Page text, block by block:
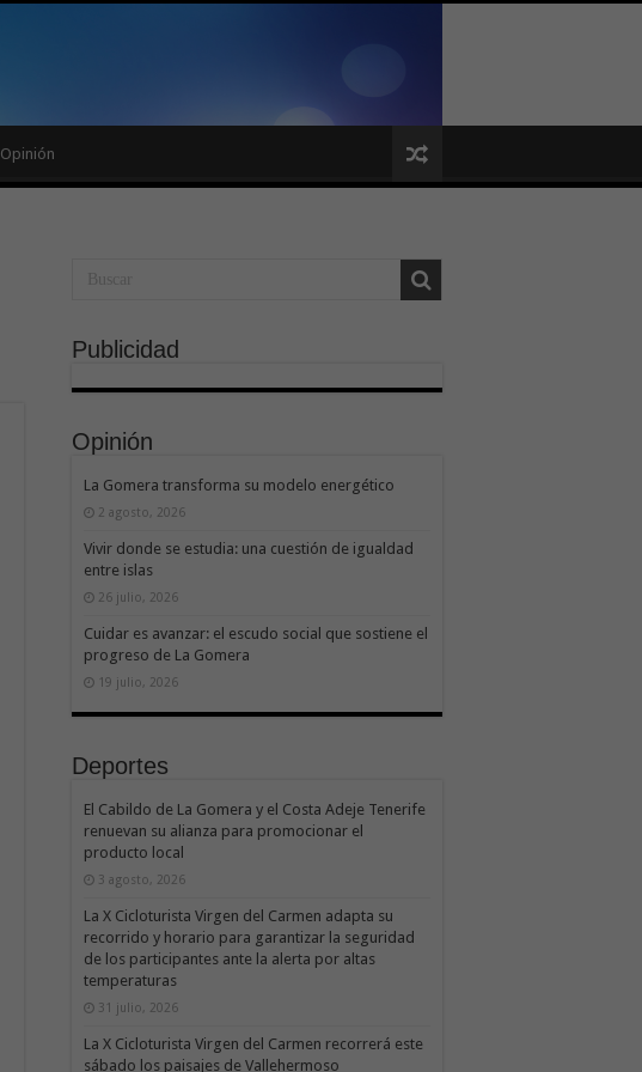
Opinión
Publicidad
Opinión
La Gomera transforma su modelo energético
2 agosto, 2026
Vivir donde se estudia: una cuestión de igualdad
entre islas
26 julio, 2026
Cuidar es avanzar: el escudo social que sostiene el
progreso de La Gomera
19 julio, 2026
Deportes
El Cabildo de La Gomera y el Costa Adeje Tenerife
renuevan su alianza para promocionar el
producto local
3 agosto, 2026
La X Cicloturista Virgen del Carmen adapta su
recorrido y horario para garantizar la seguridad
de los participantes ante la alerta por altas
temperaturas
31 julio, 2026
La X Cicloturista Virgen del Carmen recorrerá este
sábado los paisajes de Vallehermoso